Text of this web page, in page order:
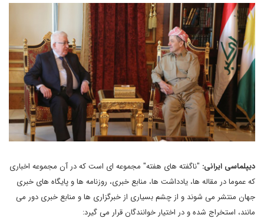
دیپلماسی ایرانی: "ناگفته های هفته" مجموعه ای است که در آن مجموعه اخباری
که عموما در مقاله ها، یادداشت ها، منابع خبری، روزنامه ها و پایگاه های خبری
جهان منتشر می شوند و از چشم بسیاری از خبرگزاری ها و منابع خبری دور می
مانند، استخراج شده و در اختیار خوانندگان قرار می گیرد: